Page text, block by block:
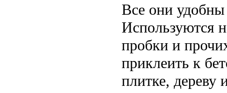
Все они
Используются
пробки и
приклеить к
плитке, дереву